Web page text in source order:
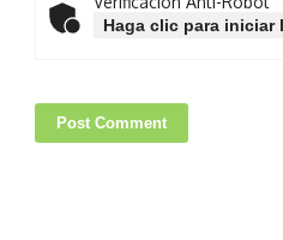
Haga clic para iniciar